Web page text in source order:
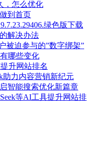
，怎么优化
到首页
绿色版下载
解决办法
被迫参与的”数字绑架”
哪些变化
升网站排名
助力内容营销新纪元
智能搜索优化新篇章
等AI工具提升网站排